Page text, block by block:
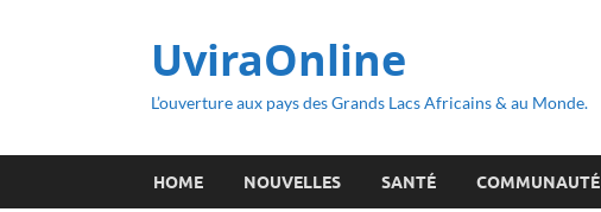
UviraOnline
L’ouverture aux pays des Grands Lacs Africains & au Monde.
HOME NOUVELLES SANTÉ COMMUNAUTÉ